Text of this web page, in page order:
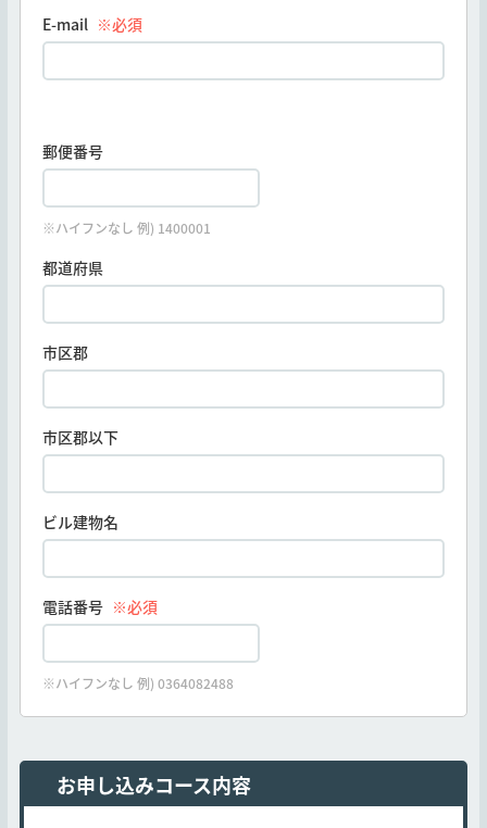
E-mail ※必須
郵便番号
※ハイフンなし 例) 1400001
都道府県
市区郡
市区郡以下
ビル建物名
電話番号 ※必須
※ハイフンなし 例) 0364082488
お申し込みコース内容